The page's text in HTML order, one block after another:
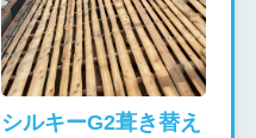
シルキーG2葺き替え